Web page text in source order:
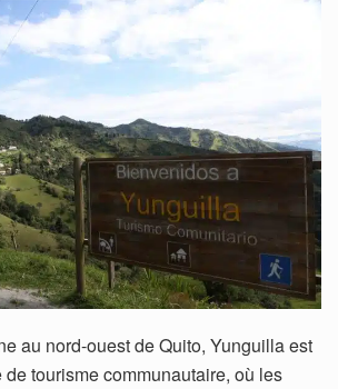
au nord-ouest de Quito, Yunguilla est
tourisme communautaire, où les